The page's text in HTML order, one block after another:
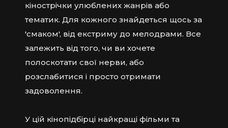
кінострічки улюблених жанрів або
тематик. Для кожного знайдеться щось за
'смаком', від екстриму до мелодрами. Все
залежить від того, чи ви хочете
полоскотати свої нерви, або
розслабитися і просто отримати
задоволення.
У цій кінопідбірці найкращі фільми та